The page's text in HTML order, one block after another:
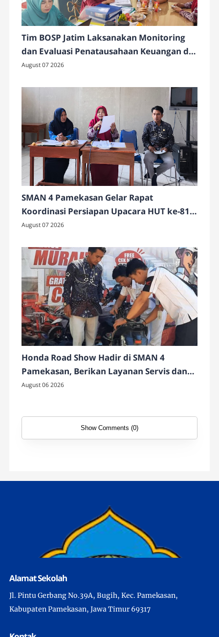
Tim BOSP Jatim Laksanakan Monitoring
dan Evaluasi Penatausahaan Keuangan di
SMAN 4 Pamekasan
August 07 2026
SMAN 4 Pamekasan Gelar Rapat
Koordinasi Persiapan Upacara HUT ke-81
Kemerdekaan RI
August 07 2026
Honda Road Show Hadir di SMAN 4
Pamekasan, Berikan Layanan Servis dan
Cek Motor Gratis
August 06 2026
Show Comments (0)
Alamat Sekolah
Jl. Pintu Gerbang No.39A, Bugih, Kec. Pamekasan,
Kabupaten Pamekasan, Jawa Timur 69317